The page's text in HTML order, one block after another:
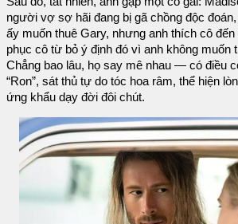
người vợ sợ hãi đang bị gã chồng độc
ấy muốn thuê Gary, nhưng anh thích cô
phục cô từ bỏ ý định đó vì anh không muốn
Chẳng bao lâu, họ say mê nhau — có điều
“Ron”, sát thủ tự do tóc hoa râm, thể hiện
ứng khẩu dạy đời đôi chút.